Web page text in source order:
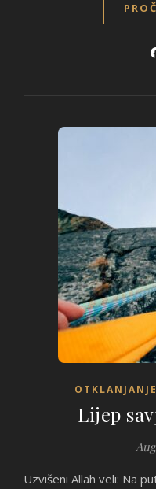
Lijep
Uzvišeni Allah veli: Na put Gospodara svoga mudro i